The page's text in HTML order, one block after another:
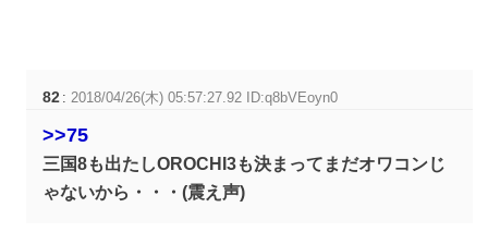
82 :2018/04/26(木) 05:57:27.92 ID:q8bVEoyn0
>>75
三国8も出たしOROCHI3も決まってまだオワコンじ
ゃないから・・・(震え声)